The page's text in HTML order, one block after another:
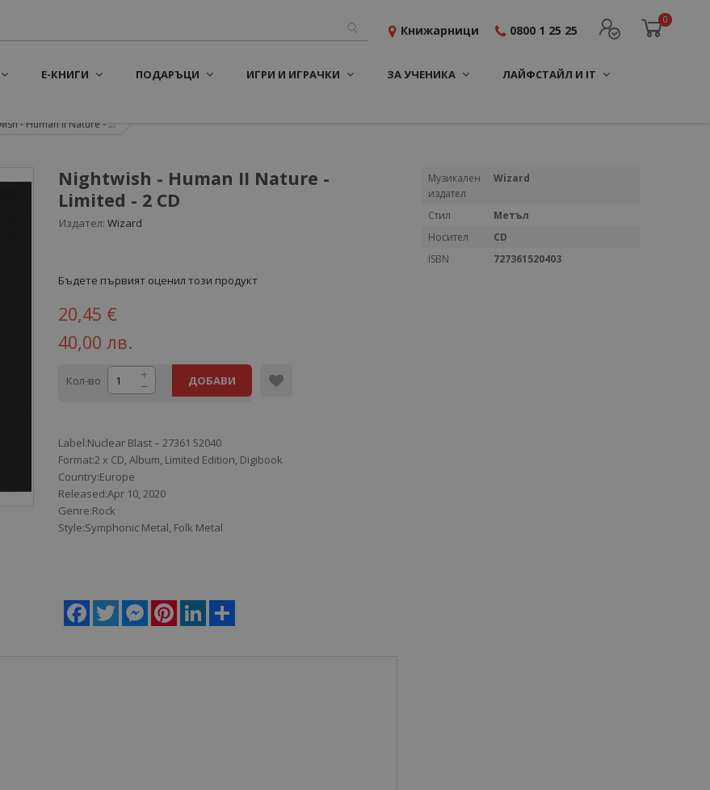
0
Книжарници 0800 1 25 25
Е-КНИГИ ПОДАРЪЦИ ИГРИ И ИГРАЧКИ ЗА УЧЕНИКА ЛАЙФСТАЙЛ И IT
- Human II Nature - ...
Nightwish - Human II Nature -
Limited - 2 CD
Издател: Wizard
Бъдете първият оценил този продукт
20,45 €
40,00 лв.
Кол-во ДОБАВИ
Label:Nuclear Blast – 27361 52040
Format:2 x CD, Album, Limited Edition, Digibook
Country:Europe
Released:Apr 10, 2020
Genre:Rock
Style:Symphonic Metal, Folk Metal
Facebook
Twitter MessengerPinterestLinkedIn
Повече
информация
Музикален
издател
Wizard
Стил
Метъл
Носител
CD
ISBN
727361520403